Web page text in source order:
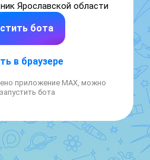
Ярославской области
бота
в браузере
приложение MAX, можно
бота